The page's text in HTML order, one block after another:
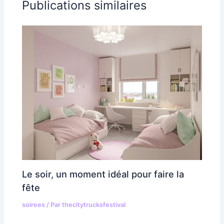
Publications similaires
Le soir, un moment idéal pour faire la
fête
soirees / Parthecitytrucksfestival